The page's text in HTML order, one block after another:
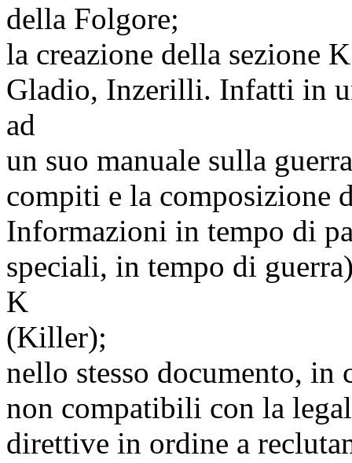
della Folgore;
la creazione della sezione
Gladio, Inzerilli. Infatti in
ad
un suo manuale sulla
compiti e la composizione
Informazioni in tempo di
speciali, in tempo di
K
(Killer);
nello stesso documento,
non compatibili con la
direttive in ordine a